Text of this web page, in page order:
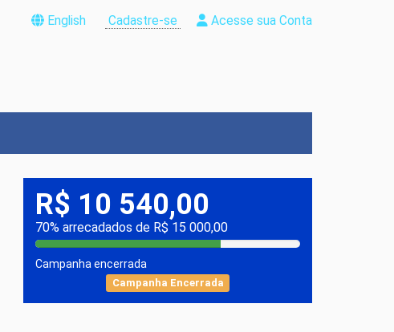
English Cadastre-se Acesse sua Conta
R$ 10 540,00
70% arrecadados de R$ 15 000,00
Campanha encerrada
Campanha Encerrada